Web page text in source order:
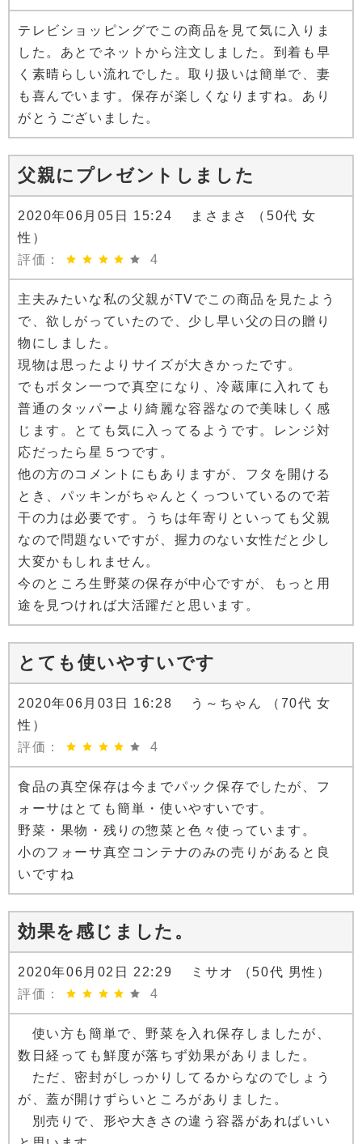
テレビショッピングでこの商品を見て気に入りま
した。あとでネットから注文しました。到着も早
く素晴らしい流れでした。取り扱いは簡単で、妻
も喜んでいます。保存が楽しくなりますね。あり
がとうございました。
父親にプレゼントしました
2020年06月05日 15:24 まさまさ （50代 女
性）
評価：
4
主夫みたいな私の父親がTVでこの商品を見たよう
で、欲しがっていたので、少し早い父の日の贈り
物にしました。
現物は思ったよりサイズが大きかったです。
でもボタン一つで真空になり、冷蔵庫に入れても
普通のタッパーより綺麗な容器なので美味しく感
じます。とても気に入ってるようです。レンジ対
応だったら星５つです。
他の方のコメントにもありますが、フタを開ける
とき、パッキンがちゃんとくっついているので若
干の力は必要です。うちは年寄りといっても父親
なので問題ないですが、握力のない女性だと少し
大変かもしれません。
今のところ生野菜の保存が中心ですが、もっと用
途を見つければ大活躍だと思います。
とても使いやすいです
2020年06月03日 16:28 う～ちゃん （70代 女
性）
評価：
4
食品の真空保存は今までパック保存でしたが、フ
ォーサはとても簡単・使いやすいです。
野菜・果物・残りの惣菜と色々使っています。
小のフォーサ真空コンテナのみの売りがあると良
いですね
効果を感じました。
2020年06月02日 22:29 ミサオ （50代 男性）
評価：
4
使い方も簡単で、野菜を入れ保存しましたが、
数日経っても鮮度が落ちず効果がありました。
ただ、密封がしっかりしてるからなのでしょう
が、蓋が開けずらいところがありました。
別売りで、形や大きさの違う容器があればいい